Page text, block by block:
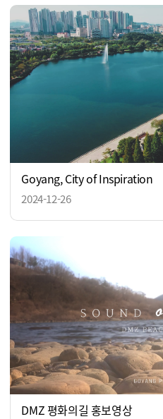
Goyang, City of Inspiration
2024-12-26
DMZ 평화의길 홍보영상